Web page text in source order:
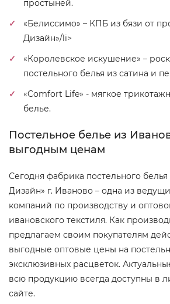
простыней.
«Белиссимо» – КПБ из бязи от
Дизайн»/li>
«Королевское искушение» –
постельного белья из сатина и
«Comfort Life» - мягкое
белье.
Постельное белье из
выгодным ценам
Сегодня фабрика постельного белья
Дизайн» г. Иваново – одна из
компаний по производству и
ивановского текстиля. Как
предлагаем своим покупателям
выгодные оптовые цены на
эксклюзивных расцветок.
всю продукцию всегда доступны в
сайте.